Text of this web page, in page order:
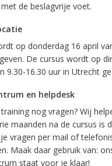
de beslagvrije voet.
op donderdag 16 april
De cursus wordt op
9.30-16.30 uur in Utrecht
en helpdesk
nog vragen? Wij
maanden na de cursus is
vragen per mail of
Maak daar gebruik van:
staat voor je klaar!